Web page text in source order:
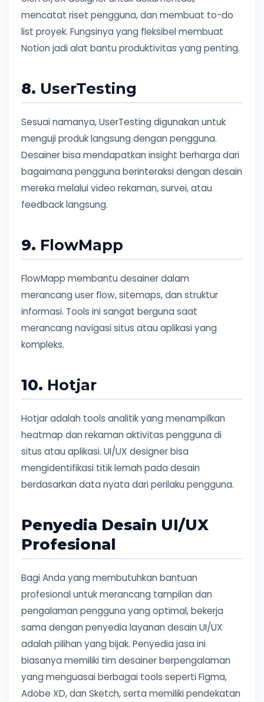
mencatat riset pengguna, dan membuat to-do
list proyek. Fungsinya yang fleksibel membuat
Notion jadi alat bantu produktivitas yang penting.
8. UserTesting
Sesuai namanya, UserTesting digunakan untuk
menguji produk langsung dengan pengguna.
Desainer bisa mendapatkan insight berharga dari
bagaimana pengguna berinteraksi dengan desain
mereka melalui video rekaman, survei, atau
feedback langsung.
9. FlowMapp
FlowMapp membantu desainer dalam
merancang user flow, sitemaps, dan struktur
informasi. Tools ini sangat berguna saat
merancang navigasi situs atau aplikasi yang
kompleks.
10. Hotjar
Hotjar adalah tools analitik yang menampilkan
heatmap dan rekaman aktivitas pengguna di
situs atau aplikasi. UI/UX designer bisa
mengidentifikasi titik lemah pada desain
berdasarkan data nyata dari perilaku pengguna.
Penyedia Desain UI/UX
Profesional
Bagi Anda yang membutuhkan bantuan
profesional untuk merancang tampilan dan
pengalaman pengguna yang optimal, bekerja
sama dengan penyedia layanan desain UI/UX
adalah pilihan yang bijak. Penyedia jasa ini
biasanya memiliki tim desainer berpengalaman
yang menguasai berbagai tools seperti Figma,
Adobe XD, dan Sketch, serta memiliki pendekatan